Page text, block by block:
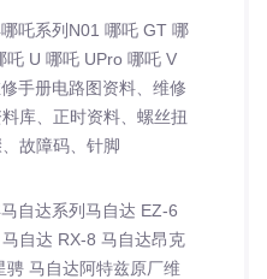
吒系列N01 哪吒 GT 哪
吒 U 哪吒 UPro 哪吒 V
手册电路图资料、维修
库、正时资料、螺丝扭
故障码、针脚
自达系列马自达 EZ-6
自达 RX-8 马自达昂克
骋 马自达阿特兹原厂维